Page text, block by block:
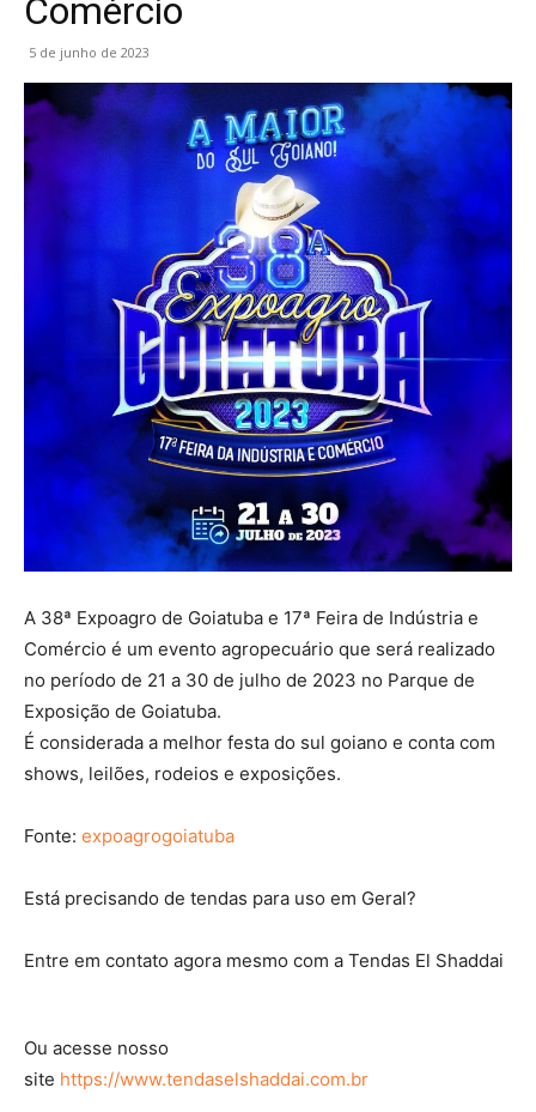
Comércio
5 de junho de 2023
A 38ª Expoagro de Goiatuba e 17ª Feira de Indústria e
Comércio é um evento agropecuário que será realizado
no período de 21 a 30 de julho de 2023 no Parque de
Exposição de Goiatuba.
É considerada a melhor festa do sul goiano e conta com
shows, leilões, rodeios e exposições.
Fonte: expoagrogoiatuba
Está precisando de tendas para uso em Geral?
Entre em contato agora mesmo com a Tendas El Shaddai
Ou acesse nosso
site https://www.tendaselshaddai.com.br